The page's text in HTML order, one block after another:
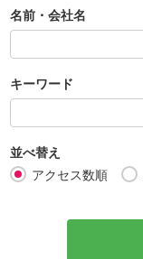
名前・会社名
キーワード
並べ替え
アクセス数順